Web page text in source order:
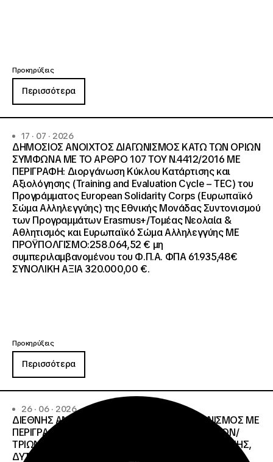
Προκηρύξεις
Περισσότερα
17 · 07 · 2026
ΔΗΜΟΣΙΟΣ ΑΝΟΙΧΤΟΣ ΔΙΑΓΩΝΙΣΜΟΣ ΚΑΤΩ ΤΩΝ ΟΡΙΩΝ
ΣΥΜΦΩΝΑ ΜΕ ΤΟ ΑΡΘΡΟ 107 ΤΟΥ Ν.4412/2016 ΜΕ
ΠΕΡΙΓΡΑΦΗ: Διοργάνωση Κύκλου Κατάρτισης και
Αξιολόγησης (Training and Evaluation Cycle – TEC) του
Προγράμματος European Solidarity Corps (Ευρωπαϊκό
Σώμα Αλληλεγγύης) της Εθνικής Μονάδας Συντονισμού
των Προγραμμάτων Erasmus+/Τομέας Νεολαία &
Αθλητισμός και Ευρωπαϊκό Σώμα Αλληλεγγύης ΜΕ
ΠΡΟΫΠΟΛΓΙΣΜΟ:258.064,52 € μη
συμπεριλαμβανομένου του Φ.Π.Α. ΦΠΑ 61.935,48€
ΣΥΝΟΛΙΚΗ ΑΞΙΑ 320.000,00 €.
Προκηρύξεις
Περισσότερα
26 · 06 · 2026
ΔΙΕΘΝΗΣ ΑΝΟΙΧΤΟΣ ΗΛΕΚΤΡΟΝΙΚΟΣ ΔΙΑΓΩΝΙΣΜΟΣ ΜΕ
ΠΕΡΙΓΡΑΦΗ:ΥΠΗΡΕΣΙΕΣ ΣΤΕΓΑΣΗΣ ΤΩΝ ΦΟΙΤΗΤΩΝ/
ΤΡΙΩΝ ΤΩΝ ΠΑΝΕΠΙΣΤΗΜΙΑΚΩΝ ΙΔΡΥΜΑΤΩΝ KΡΗΤΗΣ,
ΔΥΤΙΚΗΣ ΜΑΚΕΔΟΝΙΑΣ, ΔΗΜΟΚΡΙΤΕΙΟΥ